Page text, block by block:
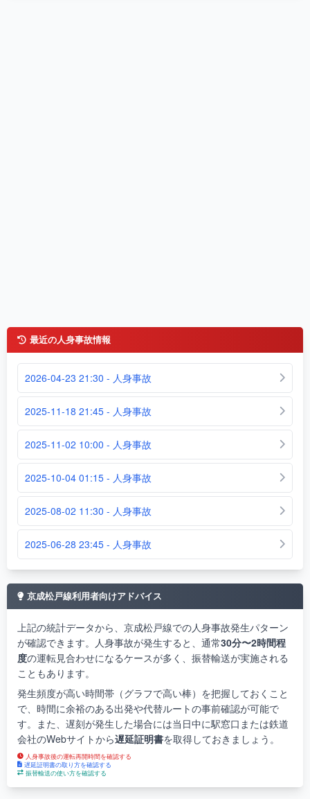
最近の人身事故情報
2026-04-23 21:30 - 人身事故
2025-11-18 21:45 - 人身事故
2025-11-02 10:00 - 人身事故
2025-10-04 01:15 - 人身事故
2025-08-02 11:30 - 人身事故
2025-06-28 23:45 - 人身事故
京成松戸線利用者向けアドバイス
上記の統計データから、京成松戸線での人身事故発生パターン
が確認できます。人身事故が発生すると、通常30分〜2時間程
度の運転見合わせになるケースが多く、振替輸送が実施される
こともあります。
発生頻度が高い時間帯（グラフで高い棒）を把握しておくこと
で、時間に余裕のある出発や代替ルートの事前確認が可能で
す。また、遅刻が発生した場合には当日中に駅窓口または鉄道
会社のWebサイトから遅延証明書を取得しておきましょう。
人身事故後の運転再開時間を確認する
遅延証明書の取り方を確認する
振替輸送の使い方を確認する